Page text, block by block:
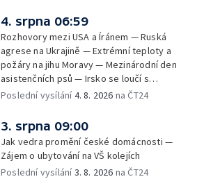
4. srpna 06:59
Rozhovory mezi USA a Íránem — Ruská
agrese na Ukrajině — Extrémní teploty a
požáry na jihu Moravy — Mezinárodní den
asistenčních psů — Irsko se loučí s
hudebníkem Glenem Hansardem
Poslední vysílání4. 8. 2026 na ČT24
3. srpna 09:00
Jak vedra promění české domácnosti —
Zájem o ubytování na VŠ kolejích
Poslední vysílání3. 8. 2026 na ČT24